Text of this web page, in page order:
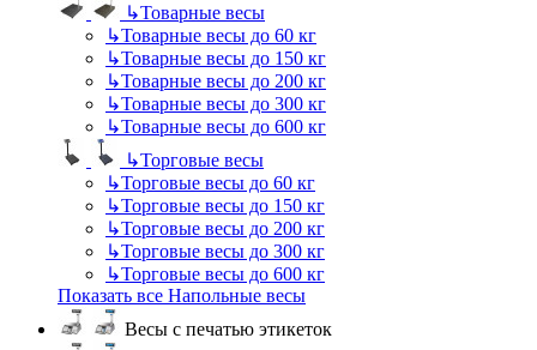
↳Товарные весы
↳Товарные весы до 60 кг
↳Товарные весы до 150 кг
↳Товарные весы до 200 кг
↳Товарные весы до 300 кг
↳Товарные весы до 600 кг
↳Торговые весы
↳Торговые весы до 60 кг
↳Торговые весы до 150 кг
↳Торговые весы до 200 кг
↳Торговые весы до 300 кг
↳Торговые весы до 600 кг
Показать все Напольные весы
Весы с печатью этикеток